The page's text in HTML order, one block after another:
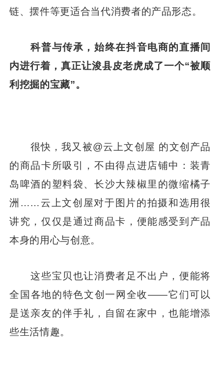
链、摆件等更适合当代消费者的产品形态。
科普与传承，始终在抖音电商的直播间
内进行着，真正让浚县皮老虎成了一个“被顺
利挖掘的宝藏”。
很快，我又被@云上文创屋 的文创产品
的商品卡所吸引，不由得点进店铺中：装青
岛啤酒的塑料袋、长沙大辣椒里的微缩橘子
洲……云上文创屋对于图片的拍摄和选用很
讲究，仅仅是通过商品卡，便能感受到产品
本身的用心与创意。
这些宝贝也让消费者足不出户，便能将
全国各地的特色文创一网全收——它们可以
是送亲友的伴手礼，自留在家中，也能增添
些生活情趣。